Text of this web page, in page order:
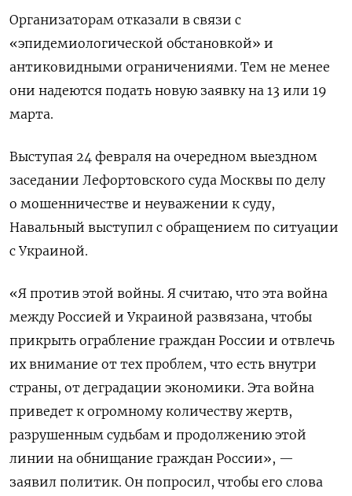
Организаторам отказали в связи с
«эпидемиологической обстановкой» и
антиковидными ограничениями. Тем не менее
они надеются подать новую заявку на 13 или 19
марта.
Выступая 24 февраля на очередном выездном
заседании Лефортовского суда Москвы по делу
о мошенничестве и неуважении к суду,
Навальный выступил с обращением по ситуации
с Украиной.
«Я против этой войны. Я считаю, что эта война
между Россией и Украиной развязана, чтобы
прикрыть ограбление граждан России и отвлечь
их внимание от тех проблем, что есть внутри
страны, от деградации экономики. Эта война
приведет к огромному количеству жертв,
разрушенным судьбам и продолжению этой
линии на обнищание граждан России», —
заявил политик. Он попросил, чтобы его слова